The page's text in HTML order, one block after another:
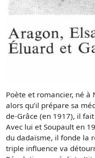
Poète et romancier, né à
alors qu’il prépare sa
de-Grâce (en 1917), il
Avec lui et Soupault en
du dadaïsme, il fonde la
triple influence va